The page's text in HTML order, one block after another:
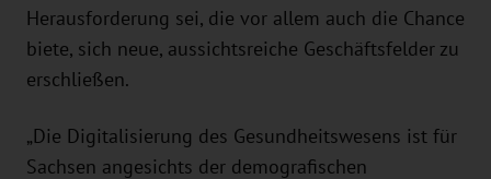
Herausforderung sei, die vor allem auch die Chance
biete, sich neue, aussichtsreiche Geschäftsfelder zu
erschließen.
„Die Digitalisierung des Gesundheitswesens ist für
Sachsen angesichts der demografischen